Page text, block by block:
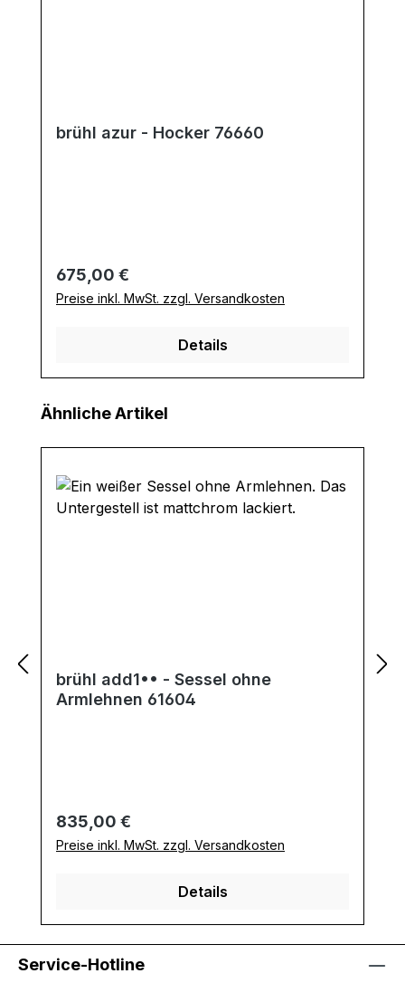
brühl azur - Hocker 76660
Regulärer Preis:
675,00 €
Preise inkl. MwSt. zzgl. Versandkosten
Details
Produktgalerie überspringen
Ähnliche Artikel
brühl add1•• - Sessel ohne
Armlehnen 61604
Regulärer Preis:
835,00 €
Preise inkl. MwSt. zzgl. Versandkosten
Details
Service-Hotline